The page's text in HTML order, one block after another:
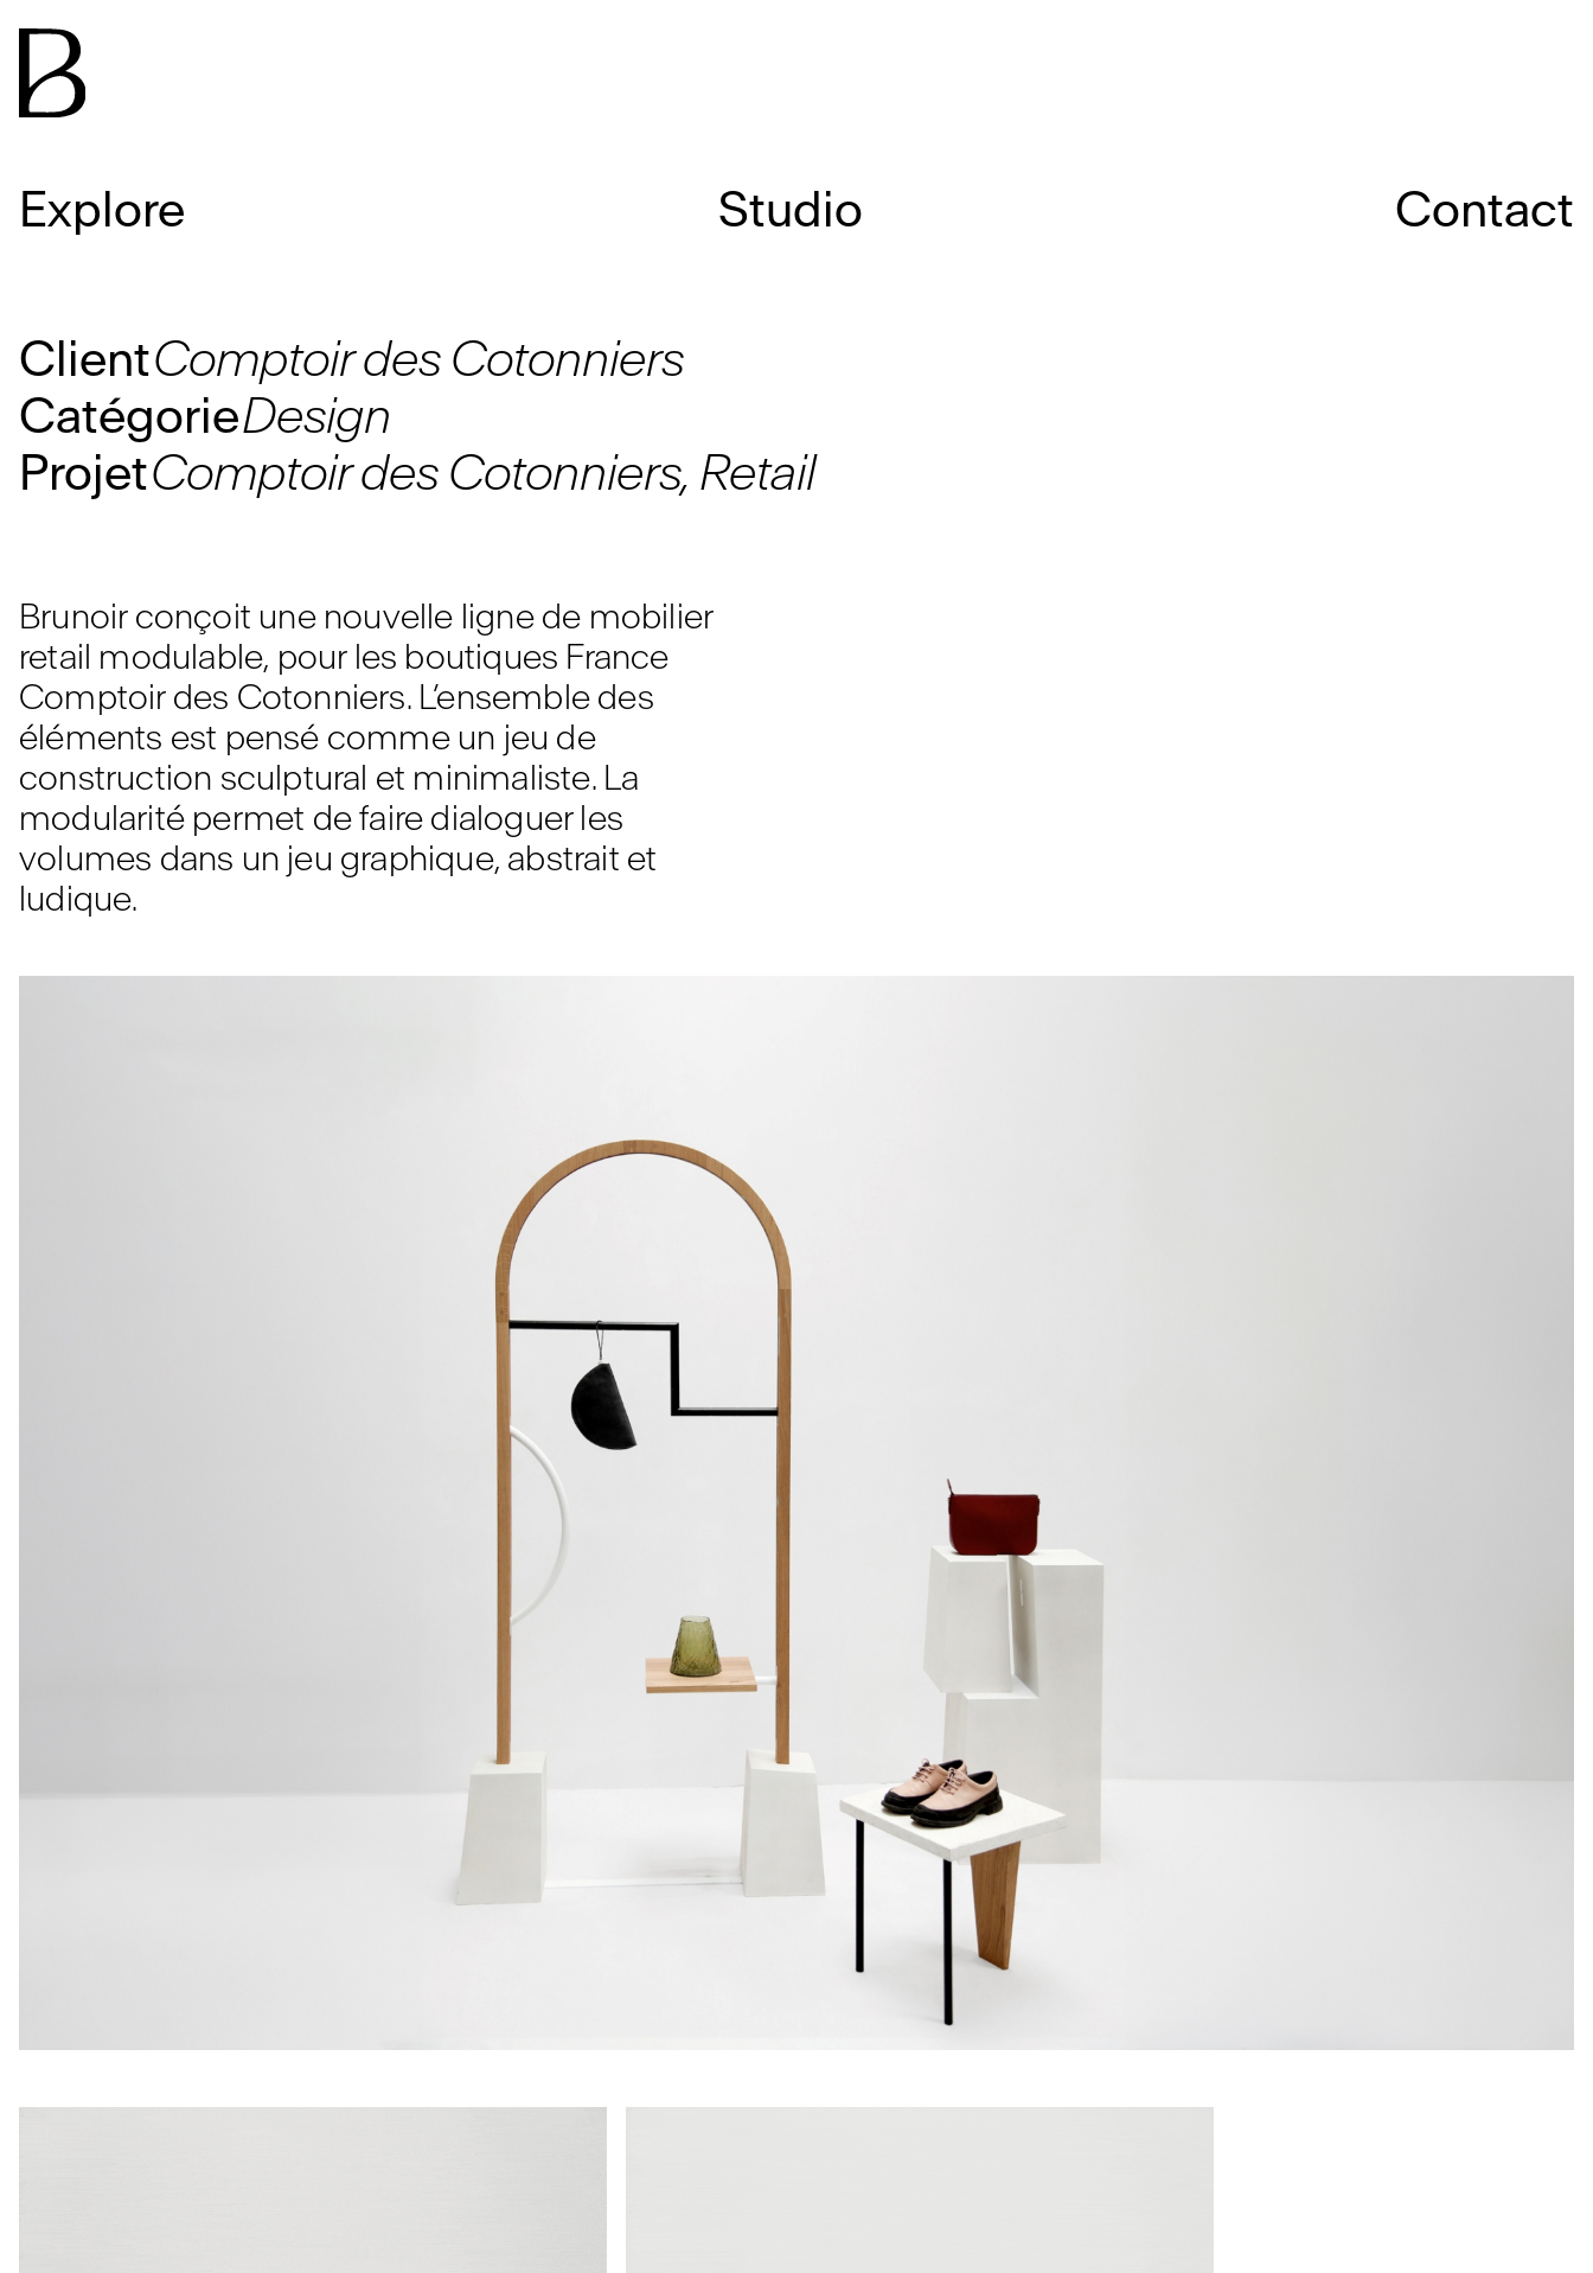
Explore Studio Contact
ClientComptoir des Cotonniers
CatégorieDesign
ProjetComptoir des Cotonniers, Retail
Brunoir conçoit une nouvelle ligne de mobilier
retail modulable, pour les boutiques France
Comptoir des Cotonniers. L’ensemble des
éléments est pensé comme un jeu de
construction sculptural et minimaliste. La
modularité permet de faire dialoguer les
volumes dans un jeu graphique, abstrait et
ludique.